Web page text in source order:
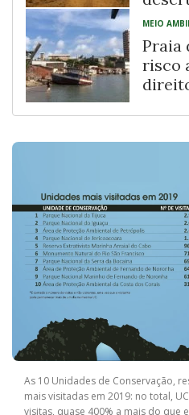
MEIO
Praia
risco
As 10 Unidades de Conservação,
mais visitadas em 2019: no total,
visitas, quase 400% a mais do que